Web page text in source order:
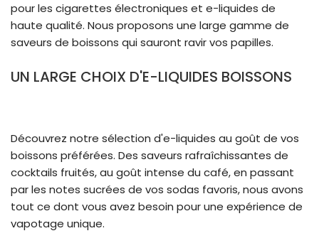
pour les cigarettes électroniques et e-liquides de
haute qualité. Nous proposons une large gamme de
saveurs de boissons qui sauront ravir vos papilles.
UN LARGE CHOIX D'E-LIQUIDES BOISSONS
Découvrez notre sélection d'e-liquides au goût de vos
boissons préférées. Des saveurs rafraîchissantes de
cocktails fruités, au goût intense du café, en passant
par les notes sucrées de vos sodas favoris, nous avons
tout ce dont vous avez besoin pour une expérience de
vapotage unique.